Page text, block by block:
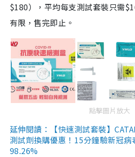
$180），平均每支測試套裝只需
有限，售完即止。
點擊圖片放大
延伸閱讀：【快速測試套裝】
測試劑換購優惠！15分鐘驗新冠病
98.26%